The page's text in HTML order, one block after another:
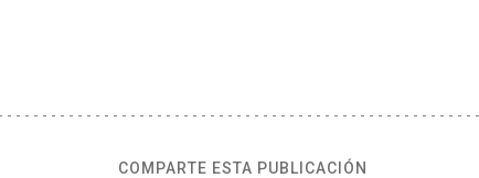
COMPARTE ESTA PUBLICACIÓN